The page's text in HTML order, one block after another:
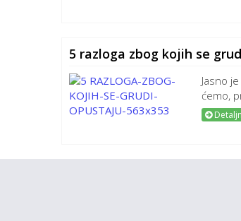
5 razloga zbog kojih se
Jasno
ćemo,